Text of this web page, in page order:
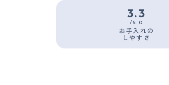
3.3
/5.0
お手入れの
しやすさ